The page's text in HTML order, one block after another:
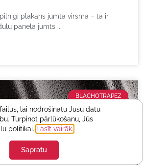
plakans jumta virsma – tā ir
paneļa jumts
BLACHOTRAPEZ
lai nodrošinātu Jūsu datu
Turpinot pārlūkošanu, Jūs
politikai.
Lasīt vairāk.
Sapratu